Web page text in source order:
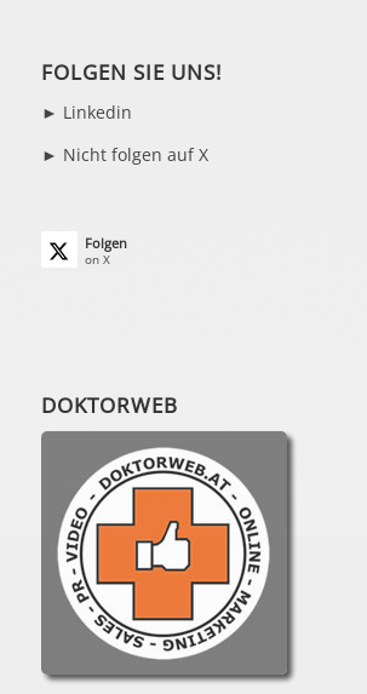
FOLGEN SIE UNS!
► Linkedin
► Nicht folgen auf X
Folgen
on X
DOKTORWEB